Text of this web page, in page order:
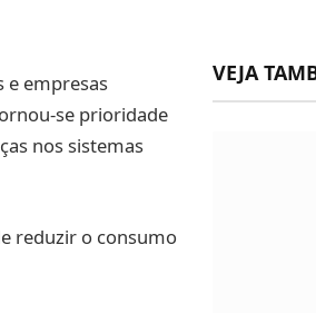
e empresas
se prioridade
nos sistemas
reduzir o consumo
VEJA